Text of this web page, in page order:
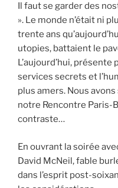
Il faut se garder des
». Le monde n’était ni
trente ans
utopies, battaient le
L’aujourd’hui,
services secrets et
plus amers. Nous
notre Rencontre Paris-
contraste…
En ouvrant la soirée
David McNeil, fable
dans l’esprit post-